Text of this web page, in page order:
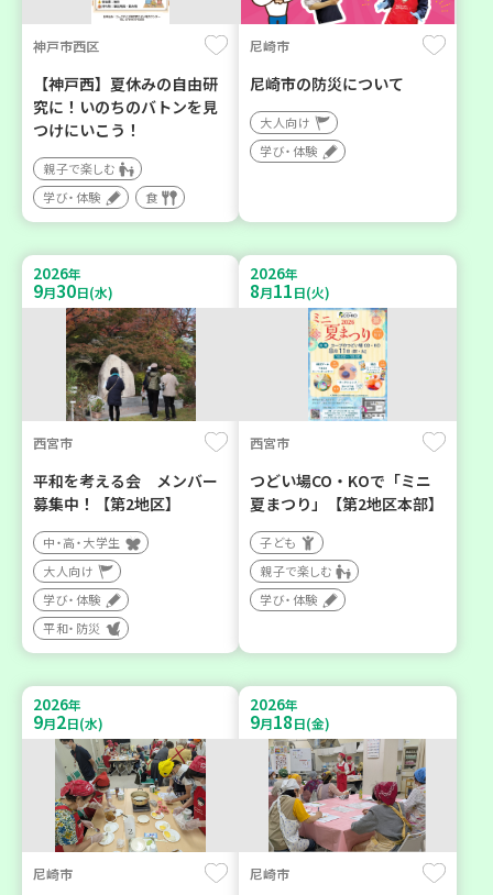
神戸市西区
【神戸西】夏休みの自由研
究に！いのちのバトンを見
つけにいこう！
親子で楽しむ
学び・体験
食
尼崎市
尼崎市の防災について
大人向け
学び・体験
2026年
9月30日(水)
西宮市
平和を考える会 メンバー
募集中！【第2地区】
中・高・大学生
大人向け
学び・体験
平和・防災
2026年
8月11日(火)
西宮市
つどい場CO・KOで「ミニ
夏まつり」【第2地区本部】
子ども
親子で楽しむ
学び・体験
2026年
9月2日(水)
尼崎市
2026年
9月18日(金)
尼崎市